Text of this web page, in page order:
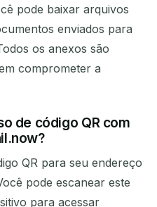
pode baixar arquivos
enviados para
os anexos são
comprometer a
de código QR com
QR para seu endereço
pode escanear este
para acessar